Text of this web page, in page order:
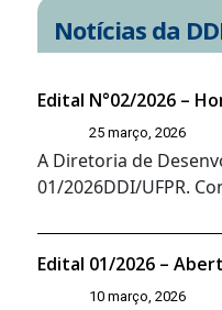
Notícias da
Edital N°02/2026 –
25 março, 2026
A Diretoria de
01/2026DDI/UFPR.
Edital 01/2026 –
10 março, 2026